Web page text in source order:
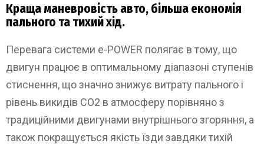
Краща маневровість авто, більша економія
пального та тихий хід.
Перевага системи e-POWER полягає в тому, що
двигун працює в оптимальному діапазоні ступенів
стиснення, що значно знижує витрату пального і
рівень викидів CO2 в атмосферу порівняно з
традиційними двигунами внутрішнього згоряння, а
також покращується якість їзди завдяки тихій